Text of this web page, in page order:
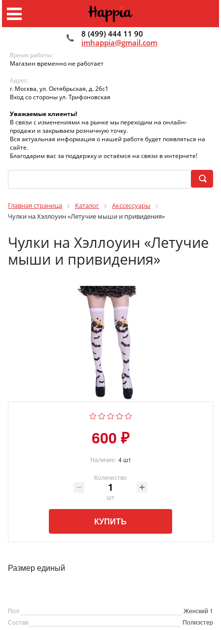
8 (499) 444 11 90
imhappia@gmail.com
Время работы:
Магазин временно не работает
Адрес:
г. Москва, ул. Октябрьская, д. 26с1
Вход со стороны ул. Трифоновская
Уважаемые клиенты!
В связи с изменениями на рынке мы переходим на онлайн-
продажи и закрываем розничную точку.
Вся актуальная информация о нашей работе будет появляться на
сайте.
Благодарим вас за поддержку и остаёмся на связи в интернете!
Главная страница Каталог
Акссессуары
Чулки на Хэллоуин «Летучие мыши и привидения»
Чулки на Хэллоуин «Летучие
мыши и привидения»
600 ₽
Наличие: 4 шт
Количество
шт
КУПИТЬ
Размер единый
Пол
Женский 1
Состав
Полиэстер